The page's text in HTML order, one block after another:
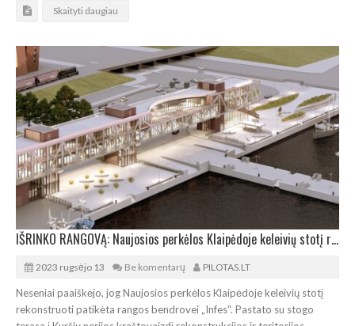
Skaityti daugiau
IŠRINKO RANGOVĄ: Naujosios perkėlos Klaipėdoje keleivių stotį rekonstruos „Infes“
2023 rugsėjo 13 Be komentarų PILOTAS.LT
Neseniai paaiškėjo, jog Naujosios perkėlos Klaipėdoje keleivių stotį
rekonstruoti patikėta rangos bendrovei „Infes“. Pastato su stogo